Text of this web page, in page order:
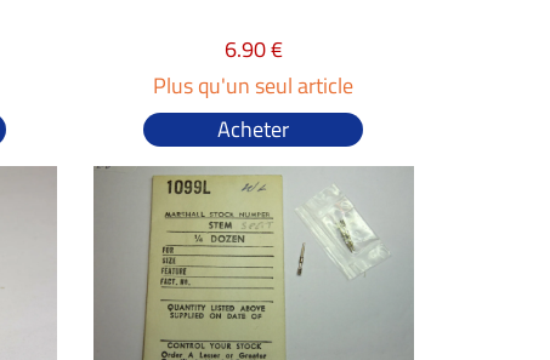
6.90 €
Plus qu'un seul article
Acheter